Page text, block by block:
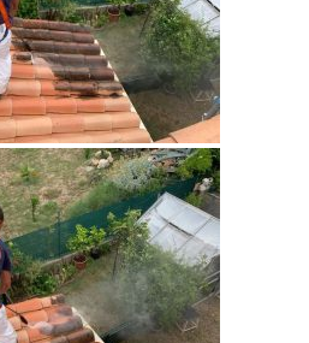
concernant la toiture,
disposition pour vous